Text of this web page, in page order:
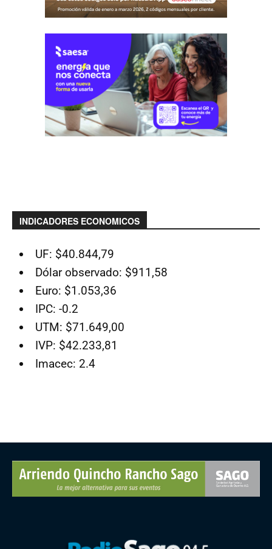
INDICADORES ECONOMICOS
UF: $40.844,79
Dólar observado: $911,58
Euro: $1.053,36
IPC: -0.2
UTM: $71.649,00
IVP: $42.233,81
Imacec: 2.4